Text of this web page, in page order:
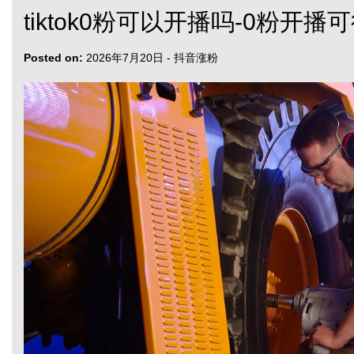
tiktok0粉可以开播吗-0粉开播
Posted on: 2026年7月20日 - 抖音涨粉